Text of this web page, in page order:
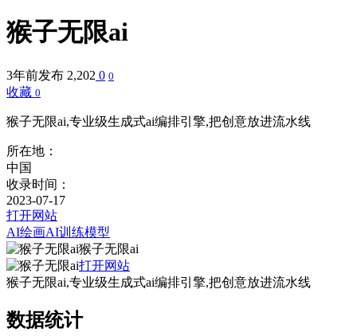
猴子无限ai
3年前发布 2,202 0 0
收藏 0
猴子无限ai,专业级生成式ai编排引擎,把创意放进流水线
所在地：
中国
收录时间：
2023-07-17
打开网站
AI绘画AI训练模型
猴子无限ai
打开网站
猴子无限ai,专业级生成式ai编排引擎,把创意放进流水线
数据统计